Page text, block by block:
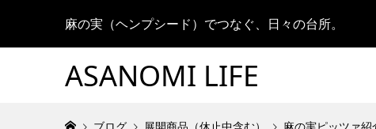
麻の実（ヘンプシード）でつなぐ、日々の台所。
ASANOMI LIFE